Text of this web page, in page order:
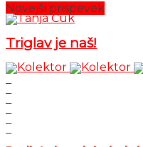
Novejši prispevek
Triglav je naš!